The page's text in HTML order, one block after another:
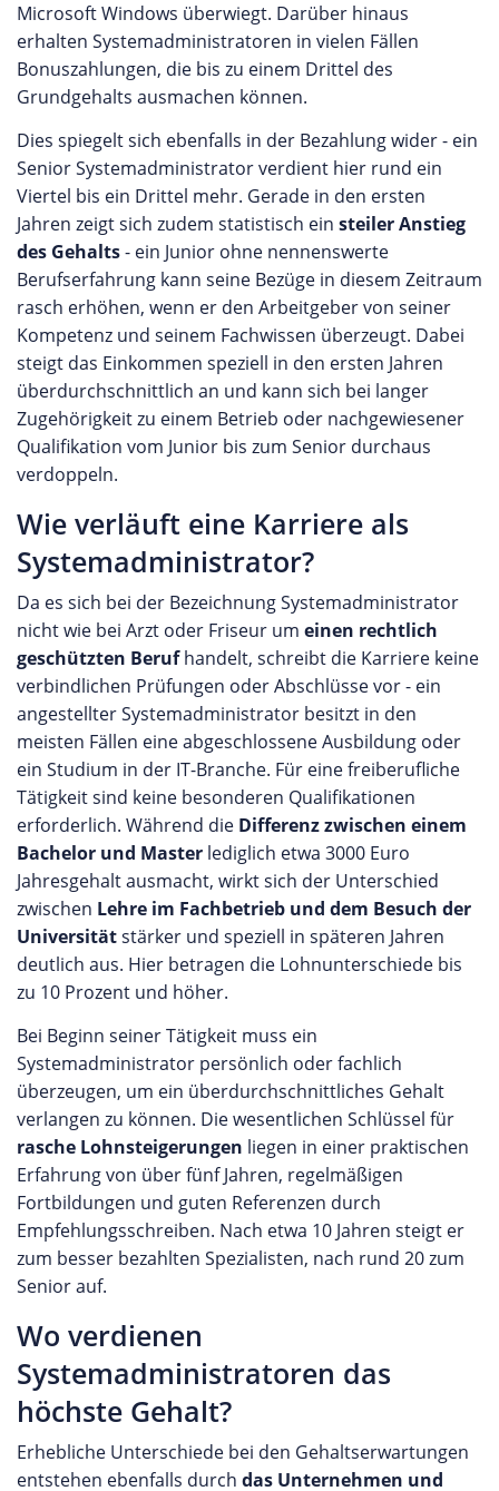
Microsoft Windows überwiegt. Darüber hinaus
erhalten Systemadministratoren in vielen Fällen
Bonuszahlungen, die bis zu einem Drittel des
Grundgehalts ausmachen können.
Dies spiegelt sich ebenfalls in der Bezahlung wider - ein
Senior Systemadministrator verdient hier rund ein
Viertel bis ein Drittel mehr. Gerade in den ersten
Jahren zeigt sich zudem statistisch ein steiler Anstieg
des Gehalts- ein Junior ohne nennenswerte
Berufserfahrung kann seine Bezüge in diesem Zeitraum
rasch erhöhen, wenn er den Arbeitgeber von seiner
Kompetenz und seinem Fachwissen überzeugt. Dabei
steigt das Einkommen speziell in den ersten Jahren
überdurchschnittlich an und kann sich bei langer
Zugehörigkeit zu einem Betrieb oder nachgewiesener
Qualifikation vom Junior bis zum Senior durchaus
verdoppeln.
Wie verläuft eine Karriere als
Systemadministrator?
Da es sich bei der Bezeichnung Systemadministrator
nicht wie bei Arzt oder Friseur um einen rechtlich
geschützten Berufhandelt, schreibt die Karriere keine
verbindlichen Prüfungen oder Abschlüsse vor - ein
angestellter Systemadministrator besitzt in den
meisten Fällen eine abgeschlossene Ausbildung oder
ein Studium in der IT-Branche. Für eine freiberufliche
Tätigkeit sind keine besonderen Qualifikationen
erforderlich. Während die Differenz zwischen einem
Bachelor und Master lediglich etwa 3000 Euro
Jahresgehalt ausmacht, wirkt sich der Unterschied
zwischen Lehre im Fachbetrieb und dem Besuch der
Universitätstärker und speziell in späteren Jahren
deutlich aus. Hier betragen die Lohnunterschiede bis
zu 10 Prozent und höher.
Bei Beginn seiner Tätigkeit muss ein
Systemadministrator persönlich oder fachlich
überzeugen, um ein überdurchschnittliches Gehalt
verlangen zu können. Die wesentlichen Schlüssel für
rasche Lohnsteigerungen liegen in einer praktischen
Erfahrung von über fünf Jahren, regelmäßigen
Fortbildungen und guten Referenzen durch
Empfehlungsschreiben. Nach etwa 10 Jahren steigt er
zum besser bezahlten Spezialisten, nach rund 20 zum
Senior auf.
Wo verdienen
Systemadministratoren das
höchste Gehalt?
Erhebliche Unterschiede bei den Gehaltserwartungen
entstehen ebenfalls durch das Unternehmen und